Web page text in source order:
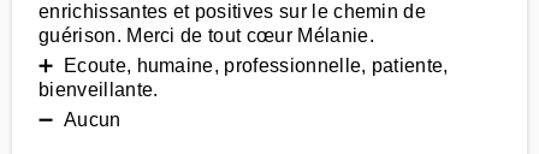
enrichissantes et positives sur le chemin de
guérison. Merci de tout cœur Mélanie.
➕ Ecoute, humaine, professionnelle, patiente,
bienveillante.
➖ Aucun